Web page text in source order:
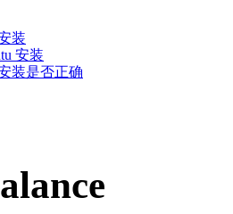
装
安装
装是否正确